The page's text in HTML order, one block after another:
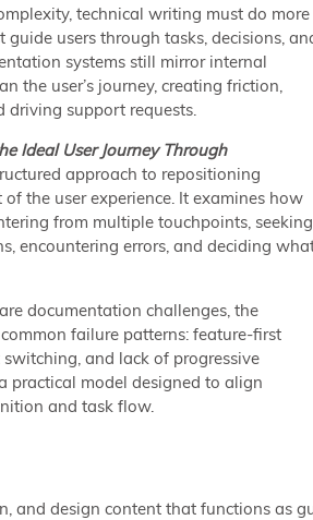
technical writing must do more
guide users through tasks, decisions,
systems still mirror internal
the user’s journey, creating friction,
driving support requests.
Ideal User Journey Through
approach to repositioning
the user experience. It examines how
from multiple touchpoints, seeking
encountering errors, and deciding
documentation challenges, the
failure patterns: feature-first
and lack of progressive
practical model designed to align
and task flow.
and design content that functions as